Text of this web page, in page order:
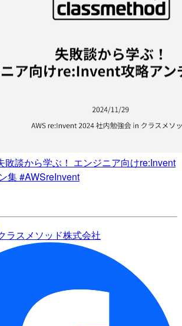
敗談から学ぶ！ エンジニア向けre:Invent
集 #AWSreInvent
ラスメソッド株式会社